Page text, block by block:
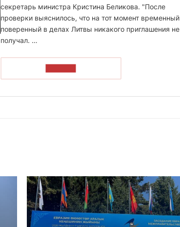
секретарь министра Кристина Беликова. "После
проверки выяснилось, что на тот момент временный
поверенный в делах Литвы никакого приглашения не
получал. …